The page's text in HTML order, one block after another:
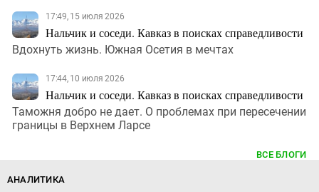
17:49, 15 июля 2026
Нальчик и соседи. Кавказ в поисках справедливости
Вдохнуть жизнь. Южная Осетия в мечтах
17:44, 10 июля 2026
Нальчик и соседи. Кавказ в поисках справедливости
Таможня добро не дает. О проблемах при пересечении
границы в Верхнем Ларсе
ВСЕ БЛОГИ
АНАЛИТИКА